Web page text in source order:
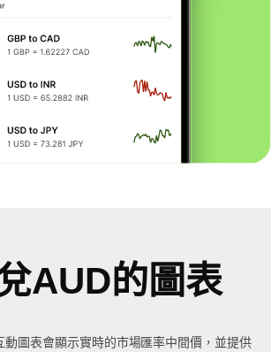
AUD的圖表
動圖表會顯示實時的市場匯率中間價，並提供